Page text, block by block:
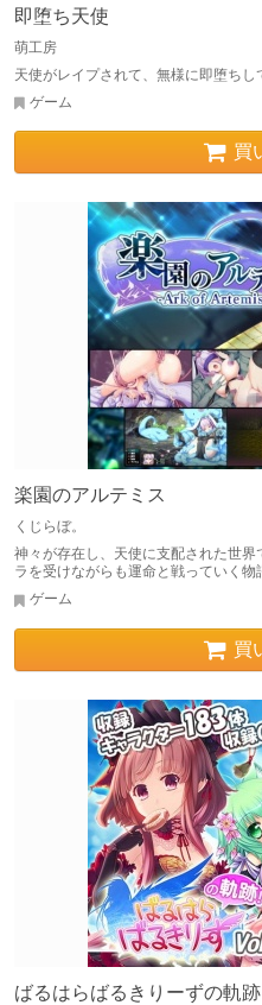
即堕ち天使
萌工房
天使がレイプされて、無様に即堕ちし
ゲーム
買
楽園のアルテミス
くじらぼ。
神々が存在し、天使に支配された世
ラを受けながらも運命と戦っていく物
ゲーム
買
ばるはらばるきりーずの軌跡